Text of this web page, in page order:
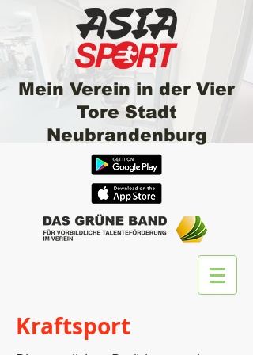
Mein Verein in der Vier
Tore Stadt
Neubrandenburg
Kraftsport